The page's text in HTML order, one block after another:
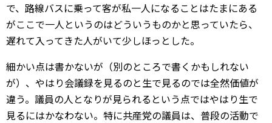
で、路線バスに乗って客が私一人になることはたまにある
がここで一人というのはどういうものかと思っていたら、
遅れて入ってきた人がいて少しほっとした。
細かい点は書かないが（別のところで書くかもしれない
が）、やはり会議録を見るのと生で見るのでは全然価値が
違う。議員の人となりが見られるという点ではやはり生で
見るにはかなわない。特に共産党の議員は、普段の活動で